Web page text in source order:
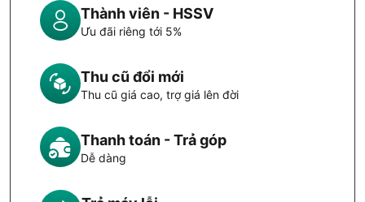
Thành viên - HSSV
Ưu đãi riêng tới 5%
Thu cũ đổi mới
Thu cũ giá cao, trợ giá lên đời
Thanh toán - Trả góp
Dễ dàng